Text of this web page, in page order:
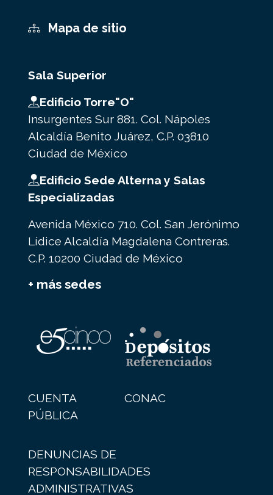
Mapa de sitio
Sala Superior
Edificio Torre"O"
Insurgentes Sur 881. Col. Nápoles
Alcaldía Benito Juárez, C.P. 03810
Ciudad de México
Edificio Sede Alterna y Salas
Especializadas
Avenida México 710. Col. San Jerónimo
Lídice Alcaldía Magdalena Contreras.
C.P. 10200 Ciudad de México
+ más sedes
CUENTA
PÚBLICA
CONAC
DENUNCIAS DE
RESPONSABILIDADES
ADMINISTRATIVAS